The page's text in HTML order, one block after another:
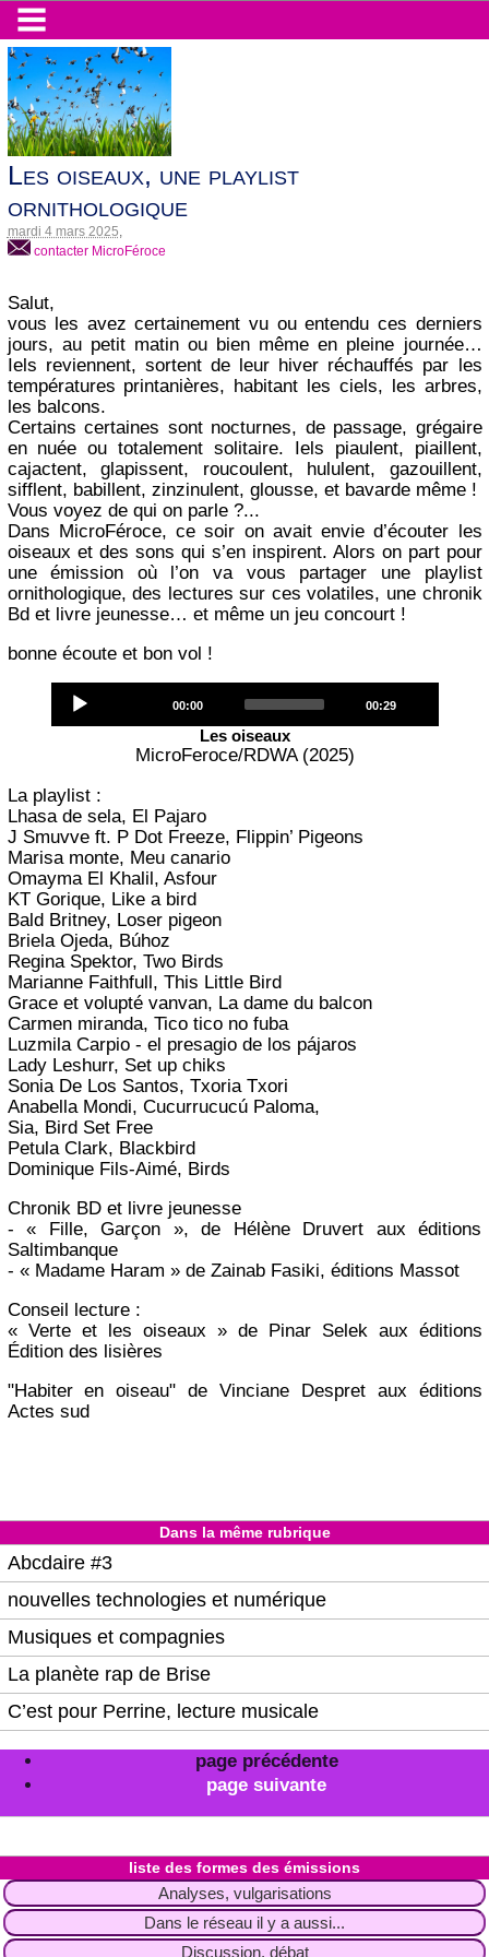
Les oiseaux, une playlist
ornithologique
mardi 4 mars 2025
contacter MicroFéroce
Salut,
vous les avez certainement vu ou entendu ces derniers
jours, au petit matin ou bien même en pleine journée…
Iels reviennent, sortent de leur hiver réchauffés par les
températures printanières, habitant les ciels, les arbres,
les balcons.
Certains certaines sont nocturnes, de passage, grégaire
en nuée ou totalement solitaire. Iels piaulent, piaillent,
cajactent, glapissent, roucoulent, hululent, gazouillent,
sifflent, babillent, zinzinulent, glousse, et bavarde même !
Vous voyez de qui on parle ?...
Dans MicroFéroce, ce soir on avait envie d’écouter les
oiseaux et des sons qui s’en inspirent. Alors on part pour
une émission où l’on va vous partager une playlist
ornithologique, des lectures sur ces volatiles, une chronik
Bd et livre jeunesse… et même un jeu concourt !
bonne écoute et bon vol !
Player
Current
00:00
Total
00:29
Les oiseaux
MicroFeroce/RDWA (2025)
La playlist :
Lhasa de sela, El Pajaro
J Smuvve ft. P Dot Freeze, Flippin’ Pigeons
Marisa monte, Meu canario
Omayma El Khalil, Asfour
KT Gorique, Like a bird
Bald Britney, Loser pigeon
Briela Ojeda, Búhoz
Regina Spektor, Two Birds
Marianne Faithfull, This Little Bird
Grace et volupté vanvan, La dame du balcon
Carmen miranda, Tico tico no fuba
Luzmila Carpio - el presagio de los pájaros
Lady Leshurr, Set up chiks
Sonia De Los Santos, Txoria Txori
Anabella Mondi, Cucurrucucú Paloma,
Sia, Bird Set Free
Petula Clark, Blackbird
Dominique Fils-Aimé, Birds
Chronik BD et livre jeunesse
- « Fille, Garçon », de Hélène Druvert aux éditions
Saltimbanque
- « Madame Haram » de Zainab Fasiki, éditions Massot
Conseil lecture :
« Verte et les oiseaux » de Pinar Selek aux éditions
Édition des lisières
"Habiter en oiseau" de Vinciane Despret aux éditions
Actes sud
Dans la même rubrique
Abcdaire #3
nouvelles technologies et numérique
Musiques et compagnies
La planète rap de Brise
C’est pour Perrine, lecture musicale
page précédente
page suivante
liste des formes des émissions
Analyses, vulgarisations
Dans le réseau il y a aussi...
Discussion, débat